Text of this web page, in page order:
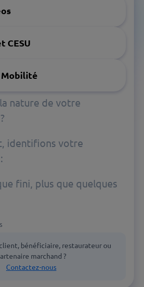
CESU
Mobilité
nature de votre
identifions votre
fini, plus que quelques
bénéficiaire, restaurateur ou
marchand ?
Contactez-nous